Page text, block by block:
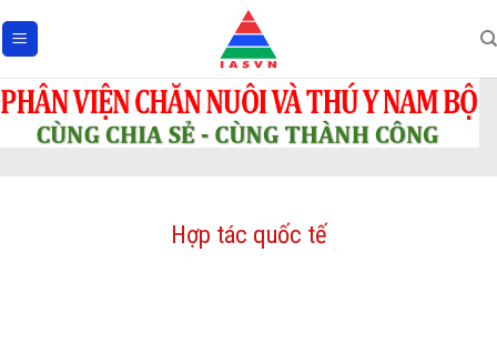
to
Hợp tác quốc tế